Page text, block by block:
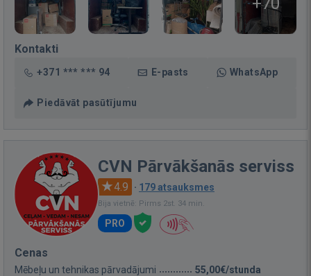
Kontakti
+371 *** *** 94 E-pasts WhatsApp
Piedāvāt pasūtījumu
CVN Pārvākšanās serviss
4.9 · 179 atsauksmes
Bija vietnē: Pirms 2st. 34 min.
PRO
Cenas
Mēbeļu un tehnikas pārvadājumi 55,00€/stunda